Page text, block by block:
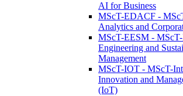
AI for Business
MScT-EDACF -
Analytics and
MScT-EESM -
Engineering and
Management
MScT-IOT - MScT-
Innovation and
(IoT)